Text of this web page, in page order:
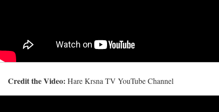
Credit the Video: Hare Krsna TV YouTube Channel